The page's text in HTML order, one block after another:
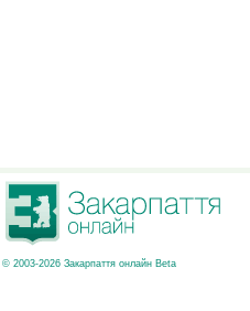
© 2003-2026 Закарпаття онлайн Beta